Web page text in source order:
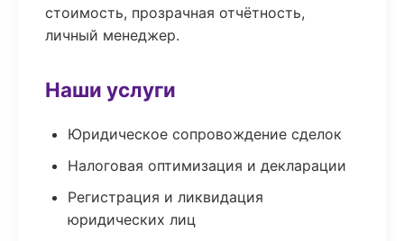
стоимость, прозрачная отчётность,
личный менеджер.
Наши услуги
Юридическое сопровождение сделок
Налоговая оптимизация и декларации
Регистрация и ликвидация
юридических лиц